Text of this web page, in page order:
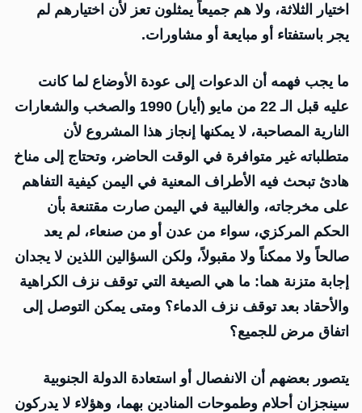
اختيار الثلاثة، ولا هم جميعاً يمثلون تعز لأن اختيارهم لم
يجر باستفتاء أو مبايعة أو مشاورات.
ما يجب فهمه أن الدعوات إلى عودة الأوضاع لما كانت
عليه قبل الـ 22 من مايو (أيار) 1990 والصخب والشعارات
النارية المصاحبة، لا يمكنها إنجاز هذا المشروع لأن
متطلباته غير متوافرة في الوقت الحاضر، وتحتاج إلى مناخ
هادئ تبحث فيه الأطراف المعنية في اليمن كيفية التفاهم
على مخرجاته، والغالبية في اليمن صارت مقتنعة بأن
الحكم المركزي، سواء من عدن أو من صنعاء، لم يعد
صالحاً ولا ممكناً ولا مقبولاً، ولكن السؤالين اللذين لا يجدان
إجابة متزنة هما: ما هي الصيغة التي توقف نزف الكراهية
والأحقاد بعد توقف نزف الدماء؟ ومتى يمكن التوصل إلى
اتفاق مرض للجميع؟
يتصور بعضهم أن الانفصال أو استعادة الدولة الجنوبية
سينجزان أحلام وطموحات المنادين بهما، وهؤلاء لا يدركون